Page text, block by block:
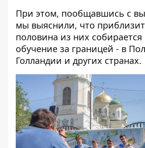
При этом, пообщавшись с
мы выяснили, что
половина из них
обучение за границей - в
Голландии и других странах.